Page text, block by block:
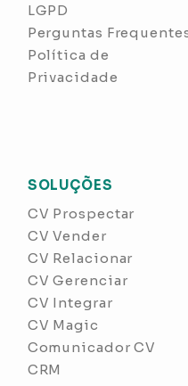
LGPD
Perguntas
Política de
Privacidade
SOLUÇÕES
CV Prospectar
CV Vender
CV Relacionar
CV Gerenciar
CV Integrar
CV Magic
Comunicador CV
CRM